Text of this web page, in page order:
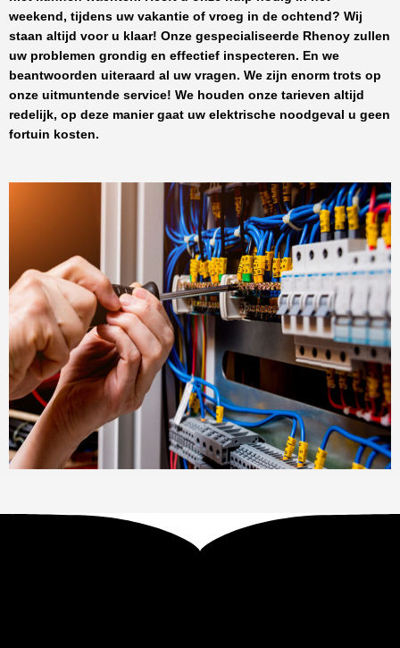
weekend, tijdens uw vakantie of vroeg in de ochtend? Wij
staan altijd voor u klaar! Onze gespecialiseerde Rhenoy zullen
uw problemen grondig en effectief inspecteren. En we
beantwoorden uiteraard al uw vragen. We zijn enorm trots op
onze uitmuntende service! We houden onze tarieven altijd
redelijk, op deze manier gaat uw elektrische noodgeval u geen
fortuin kosten.